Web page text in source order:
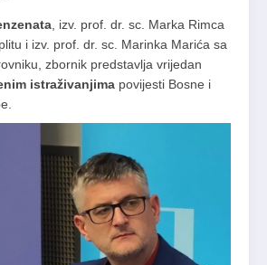
, izv. prof. dr. sc. Marka Rimca
i izv. prof. dr. sc. Marinka Marića sa
zbornik predstavlja vrijedan
istraživanjima povijesti Bosne i